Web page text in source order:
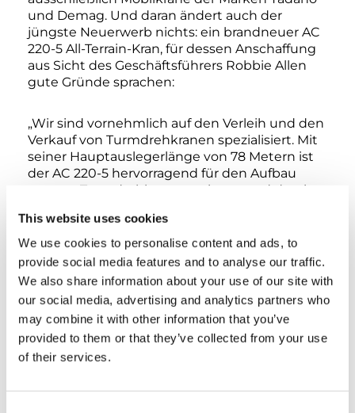
This website uses cookies
We use cookies to personalise content and ads, to
provide social media features and to analyse our traffic.
We also share information about your use of our site with
our social media, advertising and analytics partners who
may combine it with other information that you’ve
provided to them or that they’ve collected from your use
of their services.
und Demag. Und daran ändert auch der
jüngste Neuerwerb nichts: ein brandneuer AC
220-5 All-Terrain-Kran, für dessen Anschaffung
aus Sicht des Geschäftsführers Robbie Allen
gute Gründe sprachen:
„Wir sind vornehmlich auf den Verleih und den
Verkauf von Turmdrehkranen spezialisiert. Mit
seiner Hauptauslegerlänge von 78 Metern ist
der AC 220-5 hervorragend für den Aufbau
unserer Turmdrehkrane geeignet und damit
Grund. Aber der AC 220-5 hat für ihn noch
einiges mehr zu bieten: Dank der intelligenten
Steuerung IC-1 Plus können seine Kranfahrer
auch mit asymmetrisch ausgefahren Stützen
auf engen Baustellen immer die maximal
mögliche Traglast nutzen; und mit der
innovativen Cloud-Lösung IC-1 Remote für ein
ortsunabhängiges Kran- und
Flottenmanagement stellt der AC 220-5 eine
„Wir erreichen ein Return on Investment von